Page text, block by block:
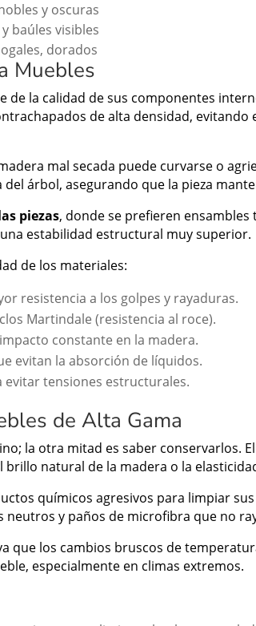
y oscuras
baúles visibles
dorados
Muebles
de la calidad de sus componentes
de alta densidad,
mal secada puede curvarse o
árbol, asegurando que la pieza
piezas, donde se prefieren
estabilidad estructural muy superior.
de los materiales:
resistencia a los golpes y rayaduras.
Martindale (resistencia al roce).
constante en la madera.
evitan la absorción de líquidos.
evitar tensiones estructurales.
de Alta Gama
la otra mitad es saber conservarlos.
natural de la madera o la
químicos agresivos para limpiar
y paños de microfibra que no
que los cambios bruscos de
especialmente en climas extremos.